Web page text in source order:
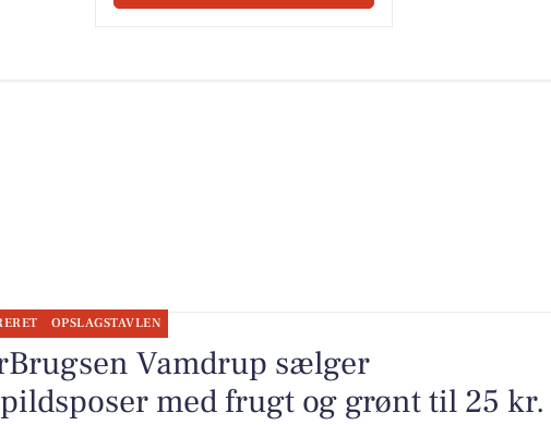
OPSLAGSTAVLEN
Vamdrup sælger
med frugt og grønt til 25 kr.